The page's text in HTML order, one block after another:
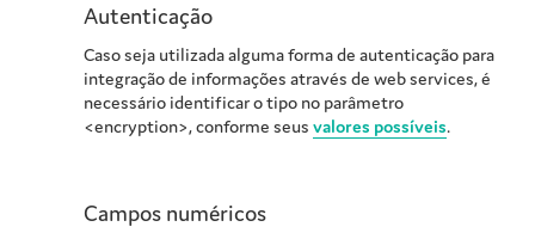
Autenticação
Caso seja utilizada alguma forma de autenticação para
integração de informações através de web services, é
necessário identificar o tipo no parâmetro
<encryption>, conforme seus valores possíveis.
Campos numéricos